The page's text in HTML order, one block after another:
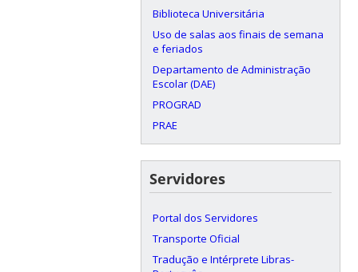
Biblioteca Universitária
Uso de salas aos finais de semana
e feriados
Departamento de Administração
Escolar (DAE)
PROGRAD
PRAE
Servidores
Portal dos Servidores
Transporte Oficial
Tradução e Intérprete Libras-